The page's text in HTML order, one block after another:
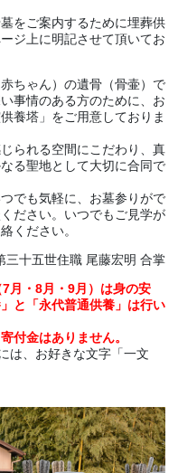
をご案内するために埋葬供
ジ上に明記させて頂いてお
ちゃん）の遺骨（骨壷）で
事情のある方のために、お
養塔」をご用意しておりま
られる空間にこだわり、真
る聖地として大切に合同で
でも気軽に、お墓参りがで
ださい。いつでもご見学が
ください。
三十五世住職 尾藤宏明 合掌
月・8月・9月）は身の安
と「永代普通供養」は行い
付金はありません。
は、お好きな文字「一文